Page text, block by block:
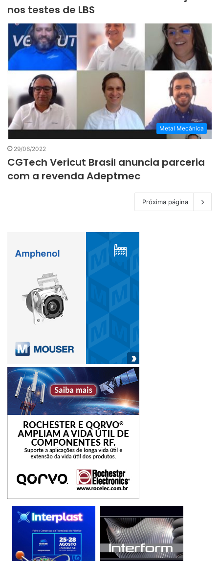
nos testes de LBS
Metal Mecânica
29/06/2022
CGTech Vericut Brasil anuncia parceria
com a revenda Adeptmec
Próxima página